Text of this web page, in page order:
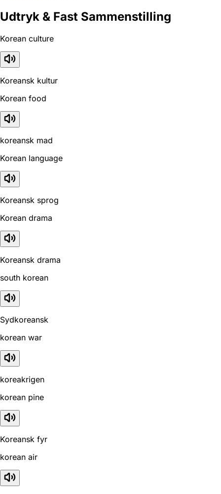
Udtryk & Fast Sammenstilling
Korean culture
Koreansk kultur
Korean food
koreansk mad
Korean language
Koreansk sprog
Korean drama
Koreansk drama
south korean
Sydkoreansk
korean war
koreakrigen
korean pine
Koreansk fyr
korean air